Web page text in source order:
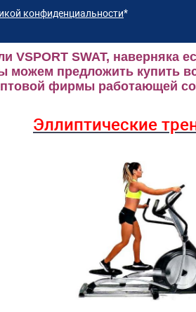
конфиденциальности*
SWAT, наверняка
можем предложить купить
фирмы работающей
Эллиптические